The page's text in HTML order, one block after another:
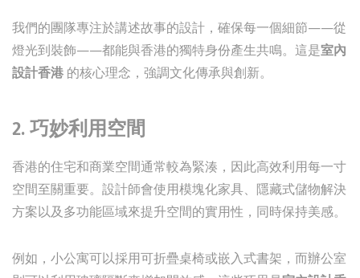
我們的團隊專注於講述故事的設計，確保每一個細節——從
燈光到裝飾——都能與香港的獨特身份產生共鳴。這是室內
設計香港 的核心理念，強調文化傳承與創新。
2.巧妙利用空間
香港的住宅和商業空間通常較為緊湊，因此高效利用每一寸
空間至關重要。設計師會使用模塊化家具、隱藏式儲物解決
方案以及多功能區域來提升空間的實用性，同時保持美感。
例如，小公寓可以採用可折疊桌椅或嵌入式書架，而辦公室